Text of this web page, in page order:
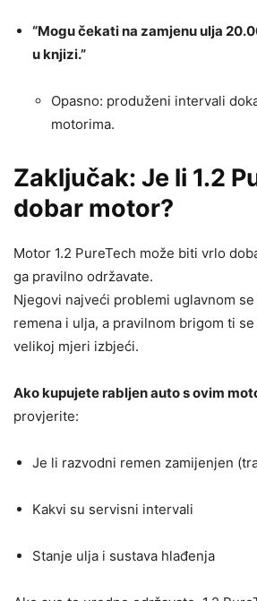
“Mogu čekati na zamjenu ulja
u knjizi.”
Opasno: produženi intervali
motorima.
Zaključak: Je li 1.2
dobar motor?
Motor 1.2 PureTech može biti vrlo
ga pravilno održavate.
Njegovi najveći problemi uglavnom
remena i ulja, a pravilnom brigom ti
velikoj mjeri izbjeći.
Ako kupujete rabljen auto s ovim
provjerite:
Je li razvodni remen zamijenjen
Kakvi su servisni intervali
Stanje ulja i sustava hlađenja